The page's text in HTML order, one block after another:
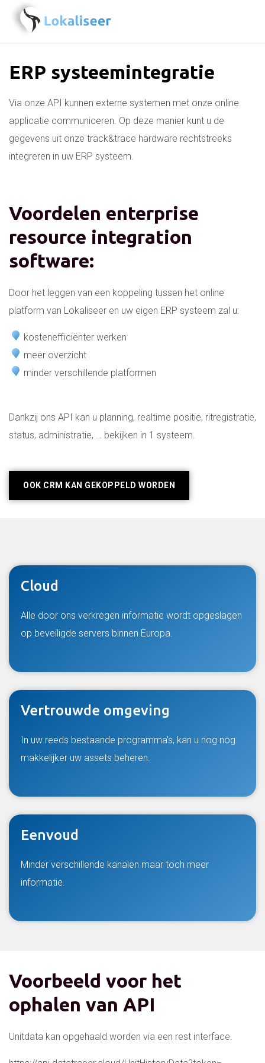
ERP systeemintegratie
Via onze API kunnen externe systemen met onze online
applicatie communiceren. Op deze manier kunt u de
gegevens uit onze track&trace hardware rechtstreeks
integreren in uw ERP systeem.
Voordelen enterprise
resource integration
software:
Door het leggen van een koppeling tussen het online
platform van Lokaliseer en uw eigen ERP systeem zal u:
kostenefficiënter werken
meer overzicht
minder verschillende platformen
Dankzij ons API kan u planning, realtime positie, ritregistratie,
status, administratie, … bekijken in 1 systeem.
OOK CRM KAN GEKOPPELD WORDEN
Cloud
Alle door ons verkregen informatie wordt opgeslagen
op beveiligde servers binnen Europa.
Vertrouwde omgeving
In uw reeds bestaande programma’s, kan u nog nog
makkelijker uw assets beheren.
Eenvoud
Minder verschillende kanalen maar toch meer
informatie.
Voorbeeld voor het
ophalen van API
Unitdata kan opgehaald worden via een rest interface.